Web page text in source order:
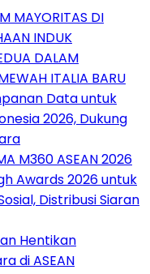
MAYORITAS DI
INDUK
DALAM
ITALIA BARU
Data untuk
2026, Dukung
M360 ASEAN 2026
Awards 2026 untuk
Distribusi Siaran
Hentikan
di ASEAN